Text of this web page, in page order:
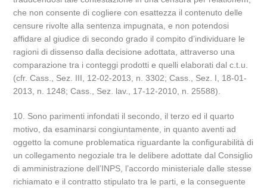
che non consente di cogliere con esattezza il contenuto delle
censure rivolte alla sentenza impugnata, e non potendosi
affidare al giudice di secondo grado il compito d’individuare le
ragioni di dissenso dalla decisione adottata, attraverso una
comparazione tra i conteggi prodotti e quelli elaborati dal c.t.u.
(cfr. Cass., Sez. III, 12-02-2013, n. 3302; Cass., Sez. I, 18-01-
2013, n. 1248; Cass., Sez. lav., 17-12-2010, n. 25588).
10. Sono parimenti infondati il secondo, il terzo ed il quarto
motivo, da esaminarsi congiuntamente, in quanto aventi ad
oggetto la comune problematica riguardante la configurabilità di
un collegamento negoziale tra le delibere adottate dal Consiglio
di amministrazione dell’INPS, l’accordo ministeriale dalle stesse
richiamato e il contratto stipulato tra le parti, e la conseguente